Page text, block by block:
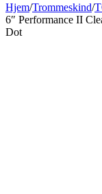
Hjem/Trommeskind/
6″ Performance II
Dot